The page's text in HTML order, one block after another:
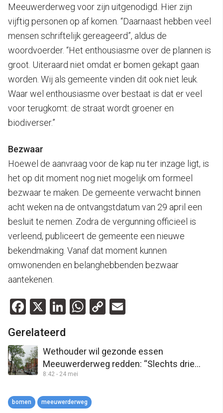
Meeuwerderweg voor zijn uitgenodigd. Hier zijn
vijftig personen op af komen. “Daarnaast hebben veel
mensen schriftelijk gereageerd”, aldus de
woordvoerder. “Het enthousiasme over de plannen is
groot. Uiteraard niet omdat er bomen gekapt gaan
worden. Wij als gemeente vinden dit ook niet leuk.
Waar wel enthousiasme over bestaat is dat er veel
voor terugkomt: de straat wordt groener en
biodiverser.”
Bezwaar
Hoewel de aanvraag voor de kap nu ter inzage ligt, is
het op dit moment nog niet mogelijk om formeel
bezwaar te maken. De gemeente verwacht binnen
acht weken na de ontvangstdatum van 29 april een
besluit te nemen. Zodra de vergunning officieel is
verleend, publiceert de gemeente een nieuwe
bekendmaking. Vanaf dat moment kunnen
omwonenden en belanghebbenden bezwaar
aantekenen.
Facebook
X LinkedIn
WhatsApp
Copy
Gerelateerd
Wethouder wil gezonde essen
Meeuwerderweg redden: “Slechts drie
bomen scoren goed”
8:42 - 24 mei
bomen meeuwerderweg